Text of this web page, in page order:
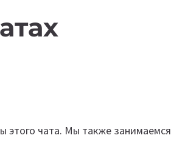
этого чата. Мы также занимаемся